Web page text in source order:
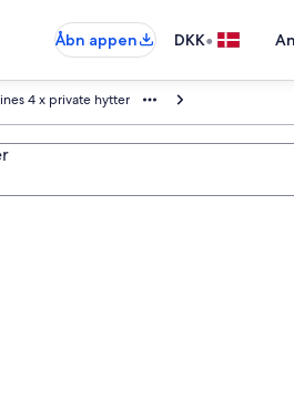
Åbn appen
DKK•
4 x private hytter